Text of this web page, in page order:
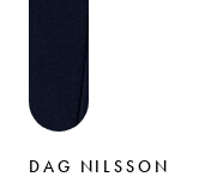
DAG NILSSON